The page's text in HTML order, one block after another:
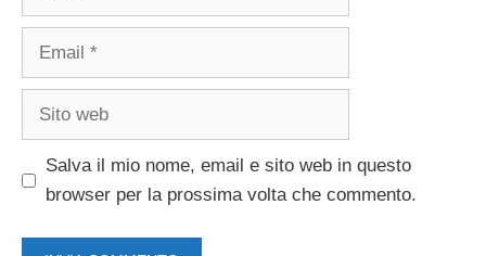
Email
Sito
Salva il mio nome, email e sito web in questo
browser per la prossima volta che commento.